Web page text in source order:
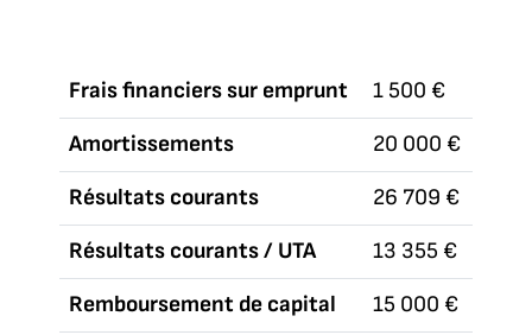
Frais financiers sur emprunt
1 500 €
Amortissements
20 000 €
Résultats courants
26 709 €
Résultats courants / UTA
13 355 €
Remboursement de capital
15 000 €